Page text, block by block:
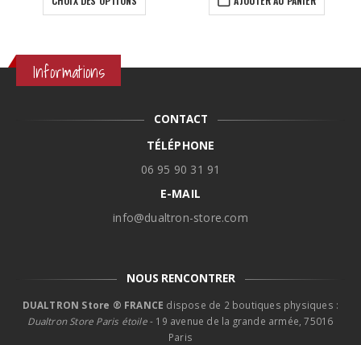
était :est :
Informations
CONTACT
TÉLÉPHONE
06 95 90 31 91
E-MAIL
info@dualtron-store.com
NOUS RENCONTRER
DUALTRON Store ® FRANCE dispose de 2 boutiques physiques :
Dualtron Store Paris étoile- 19 avenue de la grande armée, 75016
Paris